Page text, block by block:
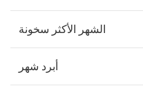
الشهر الأكثر سخونة
أبرد شهر